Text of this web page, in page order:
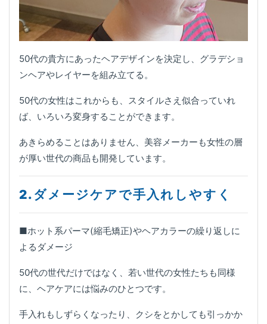
50代の貴方にあったヘアデザインを決定し、グラデショ
ンヘアやレイヤーを組み立てる。
50代の女性はこれからも、スタイルさえ似合っていれ
ば、いろいろ変身することができます。
あきらめることはありません、美容メーカーも女性の層
が厚い世代の商品も開発しています。
2.ダメージケアで手入れしやすく
■ホット系パーマ(縮毛矯正)やヘアカラーの繰り返しに
よるダメージ
50代の世代だけではなく、若い世代の女性たちも同様
に、ヘアケアには悩みのひとつです。
手入れもしずらくなったり、クシをとかしても引っかか